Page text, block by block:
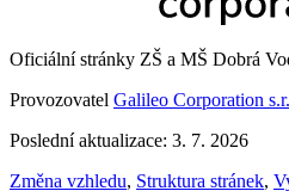
Oficiální stránky ZŠ a MŠ Dobrá
Provozovatel Galileo Corporation
Poslední aktualizace: 3. 7. 2026
Změna vzhledu, Struktura stránek,